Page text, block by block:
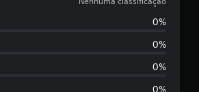
n
h
0%
0%
0%
0%